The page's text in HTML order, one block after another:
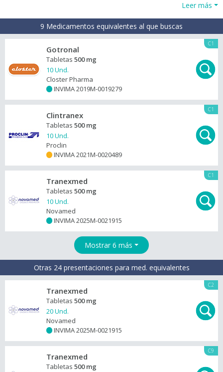
Leer más
9 Medicamentos equivalentes al que buscas
C1
Gotronal
Tabletas 500 mg
10 Und.
Closter Pharma
INVIMA 2019M-0019279
C1
Clintranex
Tabletas 500 mg
10 Und.
Proclin
INVIMA 2021M-0020489
C1
Tranexmed
Tabletas 500 mg
10 Und.
Novamed
INVIMA 2025M-0021915
Mostrar 6 más
Otras 24 presentaciones para med. equivalentes
C2
Tranexmed
Tabletas 500 mg
20 Und.
Novamed
INVIMA 2025M-0021915
C9
Tranexmed
Tabletas 500 mg